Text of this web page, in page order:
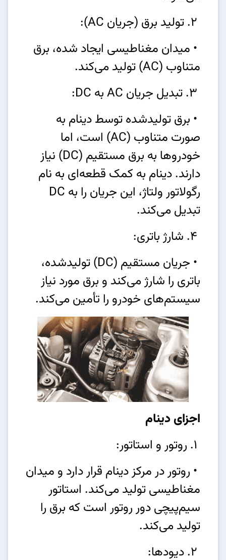
• میدان مغناطیسی ایجاد شده، برق
متناوب (AC) تولید می‌کند.
• برق تولیدشده توسط دینام به
صورت متناوب (AC) است، اما
خودروها به برق مستقیم (DC) نیاز
دارند. دینام به کمک قطعه‌ای به نام
رگولاتور ولتاژ، این جریان را به DC
تبدیل می‌کند.
• جریان مستقیم (DC) تولیدشده،
باتری را شارژ می‌کند و برق مورد نیاز
سیستم‌های خودرو را تأمین می‌کند.
اجزای دینام
• روتور در مرکز دینام قرار دارد و میدان
مغناطیسی تولید می‌کند. استاتور
سیم‌پیچی دور روتور است که برق را
تولید می‌کند.